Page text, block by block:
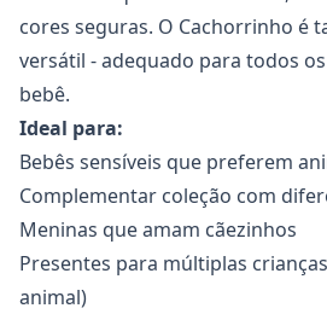
cores seguras. O Cachorrinho é
versátil - adequado para todos
bebê.
Ideal para:
Bebês sensíveis que preferem
Complementar coleção com
Meninas que amam cãezinhos
Presentes para múltiplas
animal)